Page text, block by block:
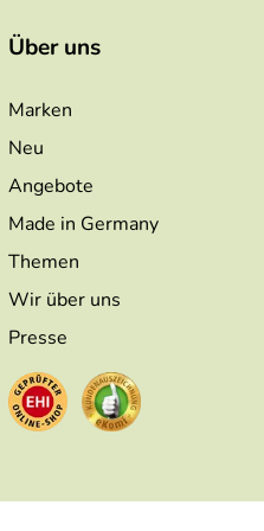
Über uns
Marken
Neu
Angebote
Made in Germany
Themen
Wir über uns
Presse